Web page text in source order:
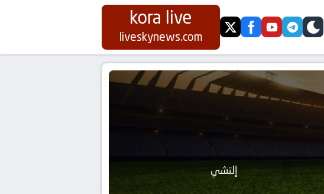
kora live
liveskynews.com twitterfacebookyoutubetelegram
skin
إلتشي